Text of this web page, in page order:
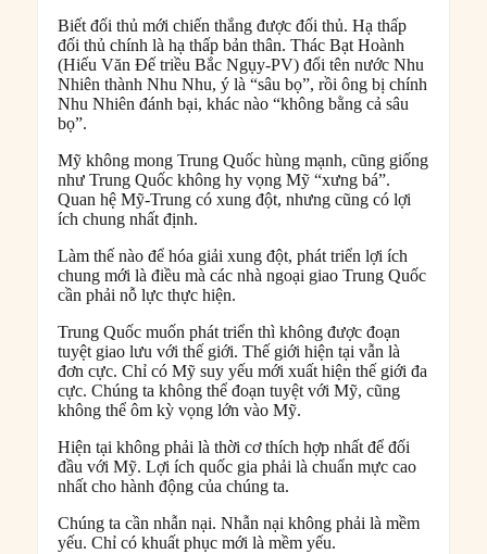
Biết đối thủ mới chiến thắng được đối thủ. Hạ thấp
đối thủ chính là hạ thấp bản thân. Thác Bạt Hoành
(Hiếu Văn Đế triều Bắc Ngụy-PV) đổi tên nước Nhu
Nhiên thành Nhu Nhu, ý là “sâu bọ”, rồi ông bị chính
Nhu Nhiên đánh bại, khác nào “không bằng cả sâu
bọ”.
Mỹ không mong Trung Quốc hùng mạnh, cũng giống
như Trung Quốc không hy vọng Mỹ “xưng bá”.
Quan hệ Mỹ-Trung có xung đột, nhưng cũng có lợi
ích chung nhất định.
Làm thế nào để hóa giải xung đột, phát triển lợi ích
chung mới là điều mà các nhà ngoại giao Trung Quốc
cần phải nỗ lực thực hiện.
Trung Quốc muốn phát triển thì không được đoạn
tuyệt giao lưu với thế giới. Thế giới hiện tại vẫn là
đơn cực. Chỉ có Mỹ suy yếu mới xuất hiện thế giới đa
cực. Chúng ta không thể đoạn tuyệt với Mỹ, cũng
không thể ôm kỳ vọng lớn vào Mỹ.
Hiện tại không phải là thời cơ thích hợp nhất để đối
đầu với Mỹ. Lợi ích quốc gia phải là chuẩn mực cao
nhất cho hành động của chúng ta.
Chúng ta cần nhẫn nại. Nhẫn nại không phải là mềm
yếu. Chỉ có khuất phục mới là mềm yếu.